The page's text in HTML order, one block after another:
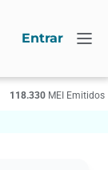
Entrar
118.330МЕI Emitidos